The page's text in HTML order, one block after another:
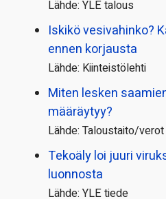
Lähde: YLE talous
Iskikö vesivahinko?
ennen korjausta
Lähde: Kiinteistölehti
Miten lesken
määräytyy?
Lähde: Taloustaito/verot
Tekoäly loi juuri
luonnosta
Lähde: YLE tiede